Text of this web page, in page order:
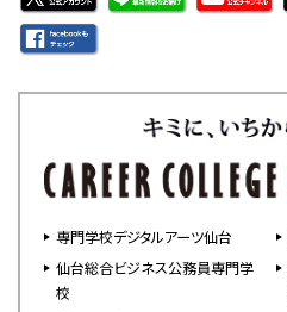
専門学校デジタルアーツ仙台
仙台総合ビジネス公務員専門学
校